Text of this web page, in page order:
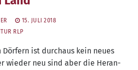
15. JULI 2018
RLP
Dör­fern ist durch­aus kein neu­es
wie­der neu sind aber die Her­an­